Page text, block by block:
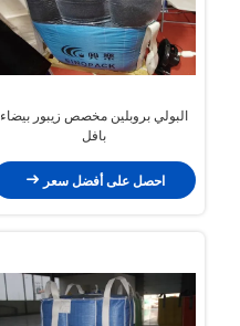
البولي بروبلين مخصص زيبور بيضاء
بافل
احصل على أفضل سعر